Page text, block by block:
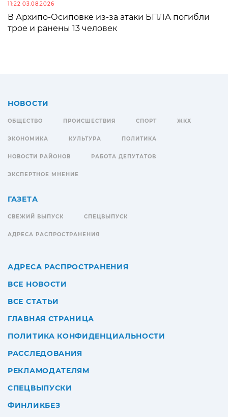
11:22 03.08.2026
В Архипо-Осиповке из-за атаки БПЛА погибли
трое и ранены 13 человек
НОВОСТИ
ОБЩЕСТВО ПРОИСШЕСТВИЯ СПОРТ ЖКХ
ЭКОНОМИКА КУЛЬТУРА ПОЛИТИКА
НОВОСТИ РАЙОНОВ РАБОТА ДЕПУТАТОВ
ЭКСПЕРТНОЕ МНЕНИЕ
ГАЗЕТА
СВЕЖИЙ ВЫПУСК СПЕЦВЫПУСК
АДРЕСА РАСПРОСТРАНЕНИЯ
АДРЕСА РАСПРОСТРАНЕНИЯ
ВСЕ НОВОСТИ
ВСЕ СТАТЬИ
ГЛАВНАЯ СТРАНИЦА
ПОЛИТИКА КОНФИДЕНЦИАЛЬНОСТИ
РАССЛЕДОВАНИЯ
РЕКЛАМОДАТЕЛЯМ
СПЕЦВЫПУСКИ
ФИНЛИКБЕЗ